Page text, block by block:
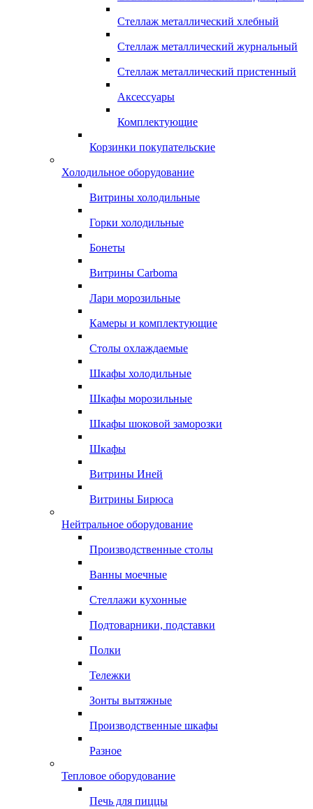
Стеллаж металлический хлебный
Стеллаж металлический журнальный
Стеллаж металлический пристенный
Аксессуары
Комплектующие
Корзинки покупательские
Холодильное оборудование
Витрины холодильные
Горки холодильные
Бонеты
Витрины Carboma
Лари морозильные
Камеры и комплектующие
Столы охлаждаемые
Шкафы холодильные
Шкафы морозильные
Шкафы шоковой заморозки
Шкафы
Витрины Иней
Витрины Бирюса
Нейтральное оборудование
Производственные столы
Ванны моечные
Стеллажи кухонные
Подтоварники, подставки
Полки
Тележки
Зонты вытяжные
Производственные шкафы
Разное
Тепловое оборудование
Печь для пиццы